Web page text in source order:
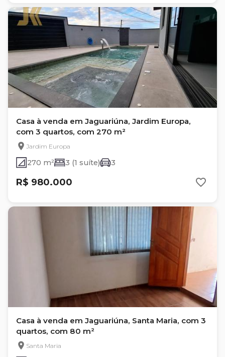
Casa à venda em Jaguariúna, Jardim Europa,
com 3 quartos, com 270 m²
Jardim Europa
270 m² 3 (1 suíte) 3
R$ 980.000
Casa à venda em Jaguariúna, Santa Maria, com 3
quartos, com 80 m²
Santa Maria